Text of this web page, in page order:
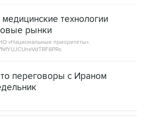
технологии
рынки
«Национальные приоритеты».
переговоры с Ираном